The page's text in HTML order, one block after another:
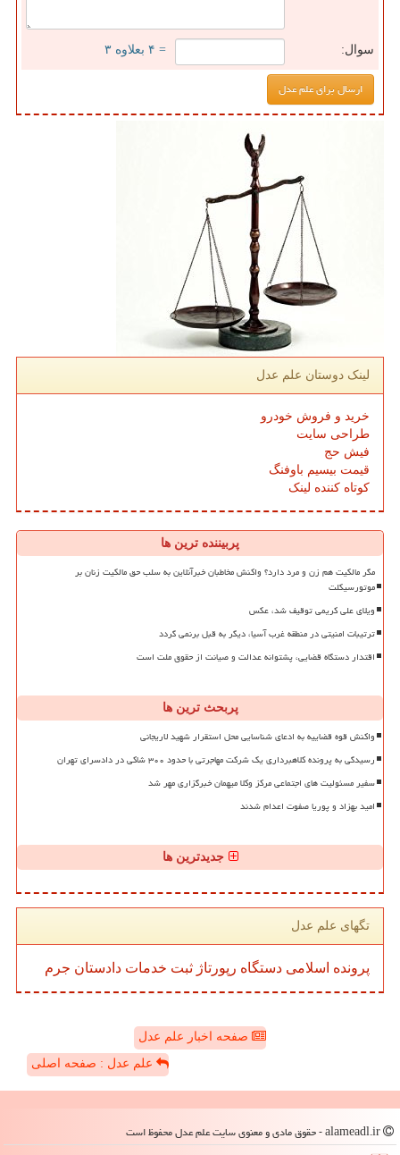
سوال: = ۴ بعلاوه ۳
لینک دوستان علم عدل
خرید و فروش خودرو
طراحی سایت
فیش حج
قیمت بیسیم باوفنگ
کوتاه کننده لینک
پربیننده ترین ها
مگر مالکیت هم زن و مرد دارد؟ واکنش مخاطبان خبرآنلاین به سلب حق مالکیت زنان بر
موتورسیکلت
ویلای علی کریمی توقیف شد، عکس
ترتیبات امنیتی در منطقه غرب آسیا، دیگر به قبل برنمی گردد
اقتدار دستگاه قضایی، پشتوانه عدالت و صیانت از حقوق ملت است
پربحث ترین ها
واکنش قوه قضاییه به ادعای شناسایی محل استقرار شهید لاریجانی
رسیدگی به پرونده کلاهبرداری یک شرکت مهاجرتی با حدود ۳۰۰ شاکی در دادسرای تهران
سفیر مسئولیت های اجتماعی مرکز وکلا میهمان خبرگزاری مهر شد
امید بهزاد و پوریا صفوت اعدام شدند
جدیدترین ها
تگهای علم عدل
پرونده اسلامی دستگاه رپورتاژ ثبت خدمات دادستان جرم
صفحه اخبار علم عدل
علم عدل : صفحه اصلی